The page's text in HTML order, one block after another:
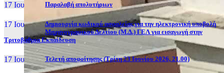
17 Ιουν, 26 Παραλαβή απολυτήριων
17 Ιουν, 26
Δημιουργία κωδικού ασφαλείας για την ηλεκτρονική υποβολή
Μηχανογραφικού Δελτίου (Μ.Δ.) ΓΕΛ για εισαγωγή στην
Τριτοβάθμια Εκπαίδευση
17 Ιουν, 26 Τελετή αποφοίτησης (Τρίτη 23 Ιουνίου 2026, 21.00)